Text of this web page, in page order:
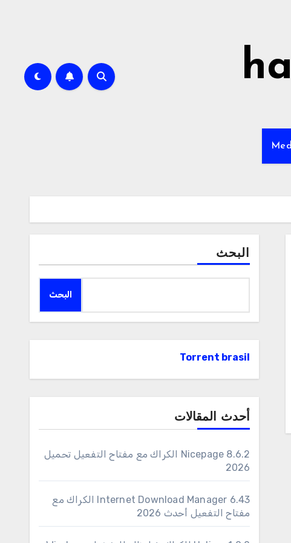
البحث
البحث
Torrent brasil
أحدث المقالات
Nicepage 8.6.2 الكراك مع مفتاح التفعيل تحميل
2026
6.43 Internet Download Manager الكراك مع
مفتاح التفعيل أحدث 2026